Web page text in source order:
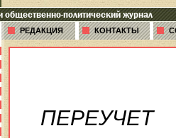
общественно-политический журнал
РЕДАКЦИЯ КОНТАКТЫ
ПЕРЕУЧЕТ